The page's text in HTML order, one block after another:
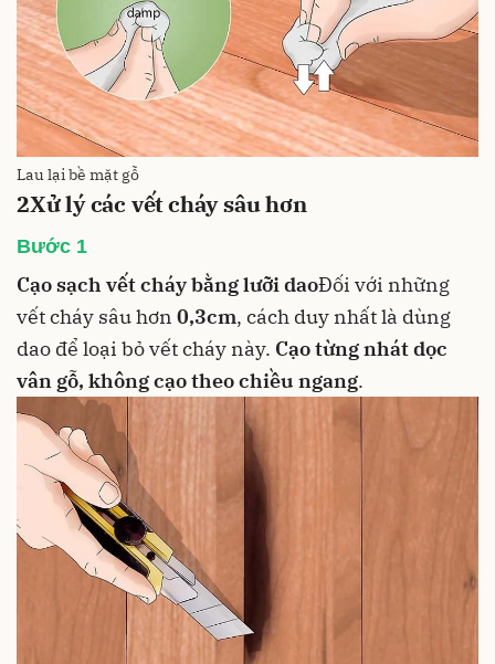
Lau lại bề mặt gỗ
2Xử lý các vết cháy sâu hơn
Bước 1
Cạo sạch vết cháy bằng lưỡi daoĐối với những
vết cháy sâu hơn 0,3cm, cách duy nhất là dùng
dao để loại bỏ vết cháy này. Cạo từng nhát dọc
vân gỗ, không cạo theo chiều ngang.